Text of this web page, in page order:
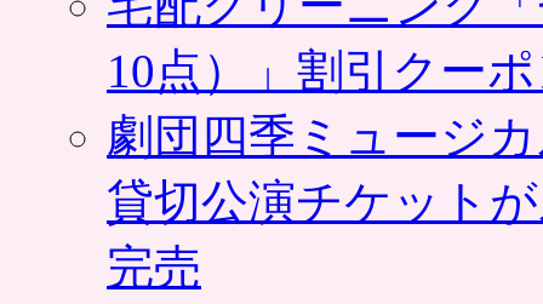
10点）」割引クー
劇団四季ミュージ
貸切公演チケット
完売